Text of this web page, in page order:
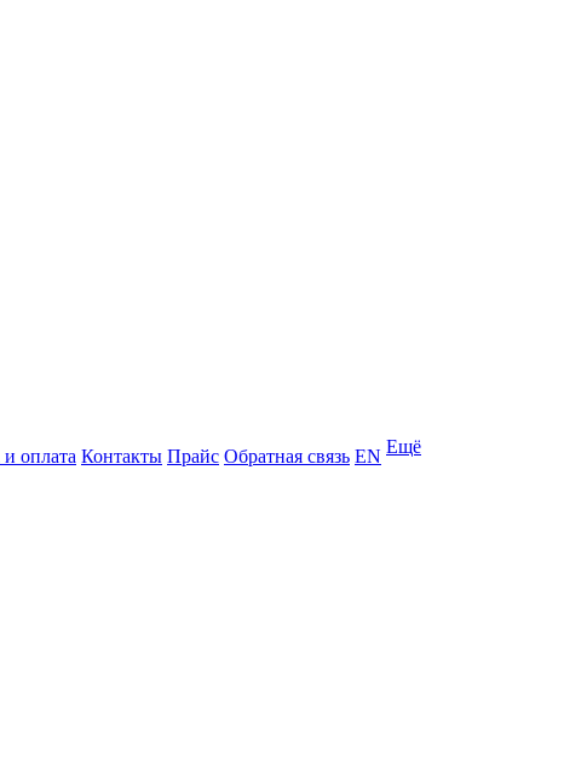
и оплата Контакты Прайс Обратная связь EN Ещё